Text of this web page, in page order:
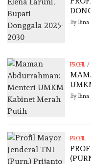
By Bina
PROFIL /
By Bina
PROFIL